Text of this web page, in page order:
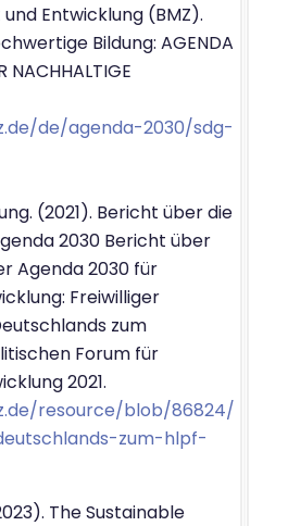
Entwicklung (BMZ).
Bildung: AGENDA
NACHHALTIGE
de/agenda-2030/sdg-
(2021). Bericht über die
2030 Bericht über
Agenda 2030 für
Freiwilliger
zum
Forum für
2021.
resource/blob/86824/
zum-hlpf-
The Sustainable